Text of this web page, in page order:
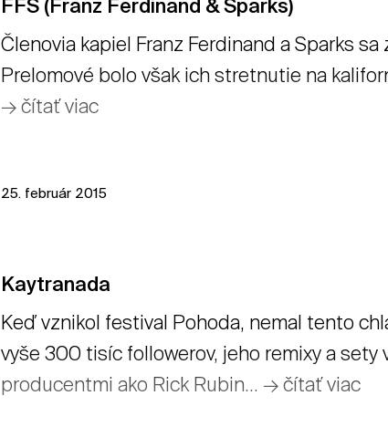
FFS (Franz Ferdinand & Sparks)
Členovia kapiel Franz Ferdinand a Sparks
Prelomové bolo však ich stretnutie na
→ čítať viac
25. február 2015
Kaytranada
Keď vznikol festival Pohoda, nemal tento
vyše 300 tisíc followerov, jeho remixy a
producentmi ako Rick Rubin... → čítať viac